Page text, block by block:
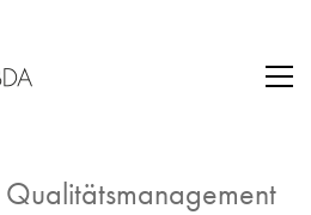
Qualitätsmanagement